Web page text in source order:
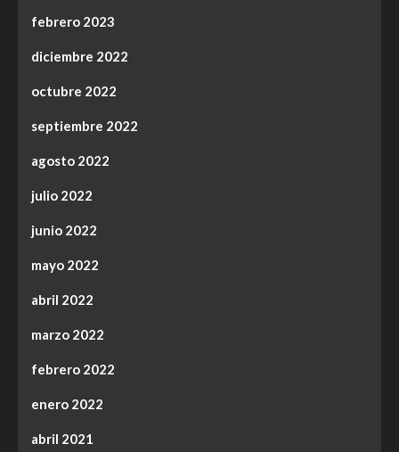
febrero 2023
diciembre 2022
octubre 2022
septiembre 2022
agosto 2022
julio 2022
junio 2022
mayo 2022
abril 2022
marzo 2022
febrero 2022
enero 2022
abril 2021